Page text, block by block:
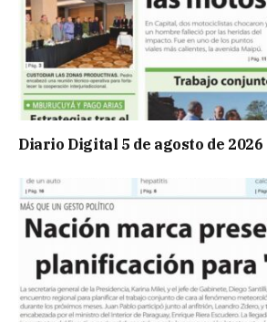
Diario Digital 5 de agosto de 2026